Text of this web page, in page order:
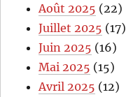
Août 2025 (22)
Juillet 2025 (17)
Juin 2025 (16)
Mai 2025 (15)
Avril 2025 (12)